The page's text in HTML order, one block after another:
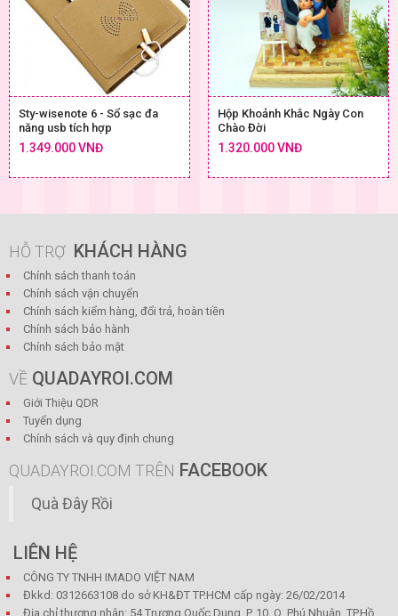
Sty-wisenote 6 - Sổ sạc đa
năng usb tích hợp
1.349.000 VNĐ
Hộp Khoảnh Khắc Ngày Con
Chào Đời
1.320.000 VNĐ
HỖ TRỢ KHÁCH HÀNG
Chính sách thanh toán
Chính sách vận chuyển
Chính sách kiểm hàng, đổi trả, hoàn tiền
Chính sách bảo hành
Chính sách bảo mật
VỀ QUADAYROI.COM
Giới Thiệu QDR
Tuyển dụng
Chính sách và quy định chung
QUADAYROI.COM TRÊN FACEBOOK
Quà Đây Rồi
LIÊN HỆ
CÔNG TY TNHH IMADO VIỆT NAM
Đkkd: 0312663108 do sở KH&ĐT TP.HCM cấp ngày: 26/02/2014
Địa chỉ thương nhân: 54 Trương Quốc Dung, P. 10, Q. Phú Nhuận, TP.Hồ